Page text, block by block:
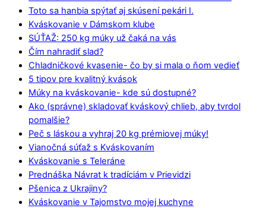
Toto sa hanbia spýtať aj skúsení pekári I.
Kváskovanie v Dámskom klube
SÚŤAŽ: 250 kg múky už čaká na vás
Čím nahradiť slad?
Chladničkové kvasenie- čo by si mala o ňom vedieť
5 tipov pre kvalitný kvások
Múky na kváskovanie- kde sú dostupné?
Ako (správne) skladovať kváskový chlieb, aby tvrdol
pomalšie?
Peč s láskou a vyhraj 20 kg prémiovej múky!
Vianočná súťaž s Kváskovaním
Kváskovanie s Teleráne
Prednáška Návrat k tradíciám v Prievidzi
Pšenica z Ukrajiny?
Kváskovanie v Tajomstvo mojej kuchyne